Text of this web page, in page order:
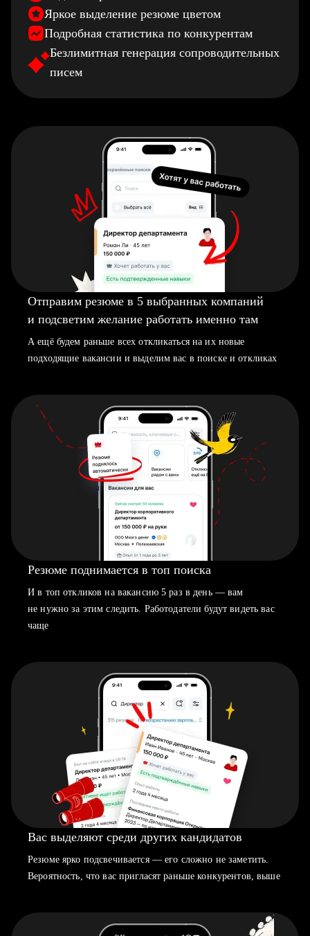
Яркое выделение резюме цветом
Подробная статистика по конкурентам
Безлимитная генерация сопроводительных
писем
Отправим резюме в 5 выбранных компаний
и подсветим желание работать именно там
А ещё будем раньше всех откликаться на их новые
подходящие вакансии и выделим вас в поиске и откликах
Резюме поднимается в топ поиска
И в топ откликов на вакансию 5 раз в день — вам
не нужно за этим следить. Работодатели будут видеть вас
чаще
Вас выделяют среди других кандидатов
Резюме ярко подсвечивается — его сложно не заметить.
Вероятность, что вас пригласят раньше конкурентов, выше